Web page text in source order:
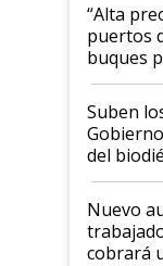
“Alta
puertos
buques
la
prácticos
Suben
del
Nuevo
cobrará